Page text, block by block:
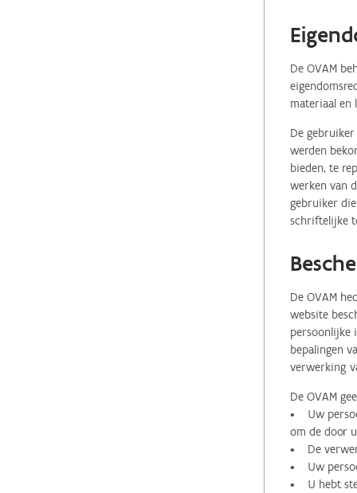
De OVAM
materiaal en
De
werden
bieden, te
werken van
gebruiker
schriftelijke
De OVAM
website
persoonlijke
bepalingen
verwerking
De OVAM
• Uw
om de door
• De
• Uw
• U hebt